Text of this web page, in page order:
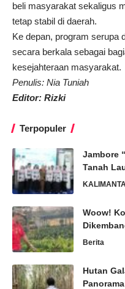
beli masyarakat sekaligus
tetap stabil di daerah.
Ke depan, program serupa
secara berkala sebagai
kesejahteraan masyarakat.
Penulis: Nia Tuniah
Editor: Rizki
Terpopuler
Jambore
Tanah
Woow!
Berita
Hutan